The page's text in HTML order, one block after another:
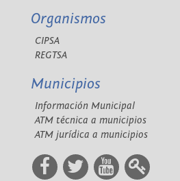
Organismos
CIPSA
REGTSA
Municipios
Información Municipal
ATM técnica a municipios
ATM jurídica a municipios